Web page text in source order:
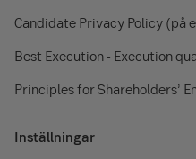
Candidate Privacy Policy (på
Best Execution - Execution
Principles for Shareholders’
Inställningar